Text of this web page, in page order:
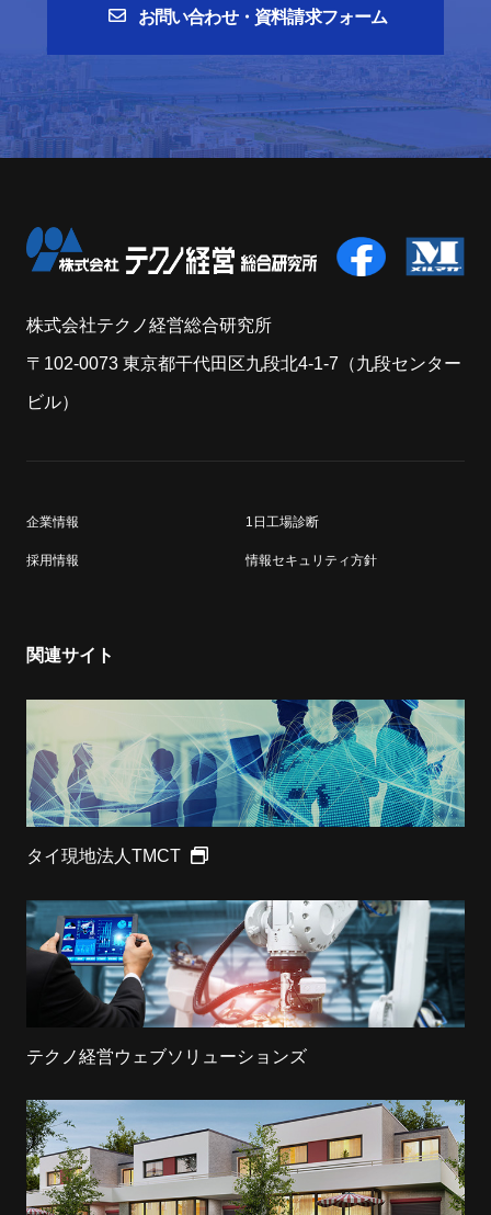
お問い合わせ・資料請求フォーム
株式会社テクノ経営総合研究所
〒102-0073 東京都干代田区九段北4-1-7（九段センター
ビル）
企業情報 1日工場診断
採用情報 情報セキュリティ方針
関連サイト
タイ現地法人TMCT
テクノ経営ウェブソリューションズ